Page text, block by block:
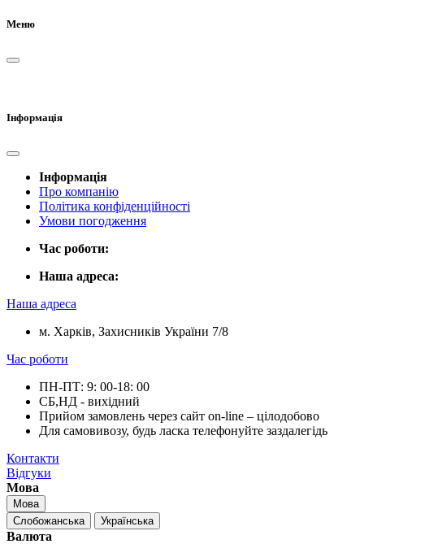
Меню
Інформація
Інформація
Про компанію
Політика конфіденційності
Умови погодження
Час роботи:
Наша адреса:
Наша адреса
м. Харків, Захисників України 7/8
Час роботи
ПН-ПТ: 9: 00-18: 00
СБ,НД - вихідний
Прийом замовлень через сайт on-line – цілодобово
Для самовивозу, будь ласка телефонуйте заздалегідь
Контакти
Відгуки
Мова
Мова
Слобожанська
Українська
Валюта